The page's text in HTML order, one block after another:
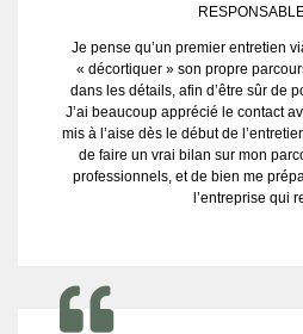
Je pense qu’un premier entretien
« décortiquer » son propre
dans les détails, afin d’être sûr de
J’ai beaucoup apprécié le contact
mis à l’aise dès le début de
de faire un vrai bilan sur mon
professionnels, et de bien me
l’entreprise qui